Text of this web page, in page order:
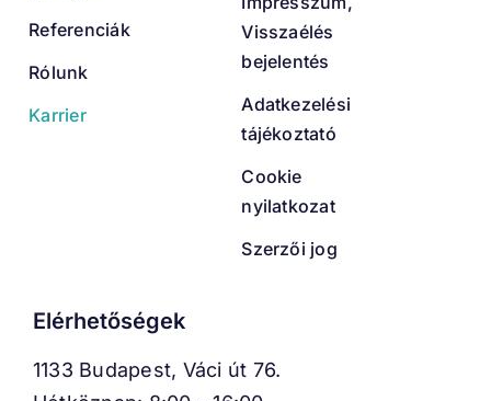
Referenciák
Rólunk
Karrier
Visszaélés
bejelentés
Adatkezelési
tájékoztató
Cookie
nyilatkozat
Szerzői jog
Elérhetőségek
1133 Budapest, Váci út 76.